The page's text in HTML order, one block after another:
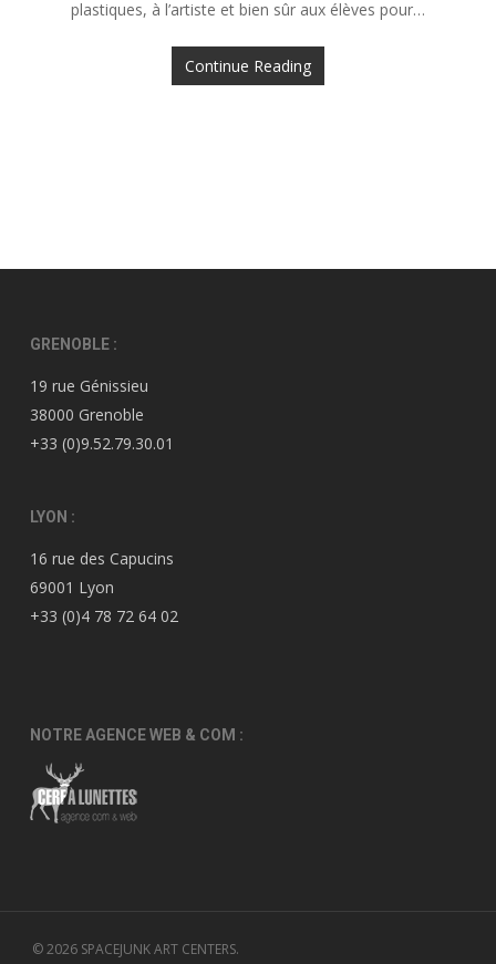
plastiques, à l’artiste et bien sûr aux élèves pour…
Continue Reading
GRENOBLE :
19 rue Génissieu
38000 Grenoble
+33 (0)9.52.79.30.01
LYON :
16 rue des Capucins
69001 Lyon
+33 (0)4 78 72 64 02
NOTRE AGENCE WEB & COM :
© 2026 SPACEJUNK ART CENTERS.